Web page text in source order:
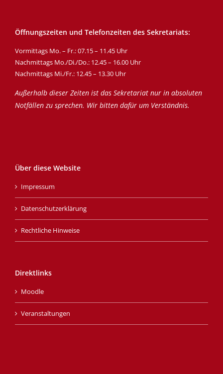
Öffnungszeiten und Telefonzeiten des Sekretariats:
Vormittags Mo. – Fr.: 07.15 – 11.45 Uhr
Nachmittags Mo./Di./Do.: 12.45 – 16.00 Uhr
Nachmittags Mi./Fr.: 12.45 – 13.30 Uhr
Außerhalb dieser Zeiten ist das Sekretariat nur in absoluten
Notfällen zu sprechen. Wir bitten dafür um Verständnis.
Über diese Website
Impressum
Datenschutzerklärung
Rechtliche Hinweise
Direktlinks
Moodle
Veranstaltungen